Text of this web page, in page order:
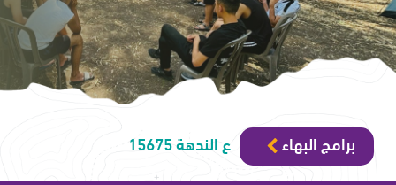
برامج البهاء ع الندهة 15675